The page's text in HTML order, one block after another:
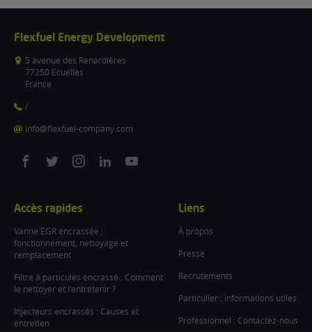
Flexfuel Energy Development
5 avenue des Renardières
77250 Ecuelles
France
/
info@flexfuel-company.com
On
On
On
On
On
Accès rapides
Vanne EGR encrassée :
fonctionnement, nettoyage et
remplacement
Filtre à particules encrassé : Comment
le nettoyer et l’entretenir ?
Injecteurs encrassés : Causes et
entretien
Liens
À propos
Presse
Recrutements
Particulier : informations utiles
Professionnel : Contactez-nous